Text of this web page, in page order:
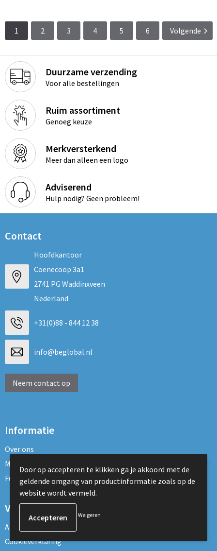
1 2 3 4 5 6 Volgende
Duurzame verzending
Voor alle bestellingen
Ruim assortiment
Genoeg keuze
Merkversterkend
Meer dan alleen een logo
Adviserend
Hulp nodig? Geen probleem!
Contact
Hoofdkantoor
Coenecoop 3a1
2741 PG Waddinxveen
Nederland
+31(0)88 - 844 12 38
info@beglobal.nl
Neem contact op
Informatie
Over ons
Maatschappelijk verantwoord
Fulfillment Diensten
Veilig winkelen
Algemene voorwaarden
Cookieverklaring
Door op accepteren te klikken ga je akkoord met de
geldende omgang van productinformatie zoals op de
website wordt vermeld.
Weigeren